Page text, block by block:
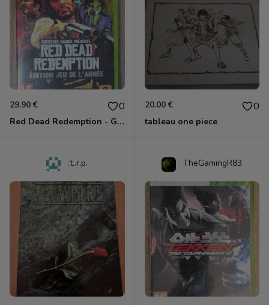
29.90 € 0
Red Dead Redemption - Game Of The Year Xbox 360
20.00 € 0
tableau one piece
.t..r.p. TheGamingR83